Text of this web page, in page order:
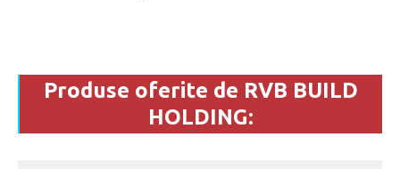
Produse oferite de RVB BUILD
HOLDING: